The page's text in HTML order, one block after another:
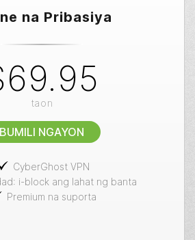
na Pribasiya
taon
BUMILI NGAYON
CyberGhost VPN
i-block ang lahat ng banta
Premium na suporta